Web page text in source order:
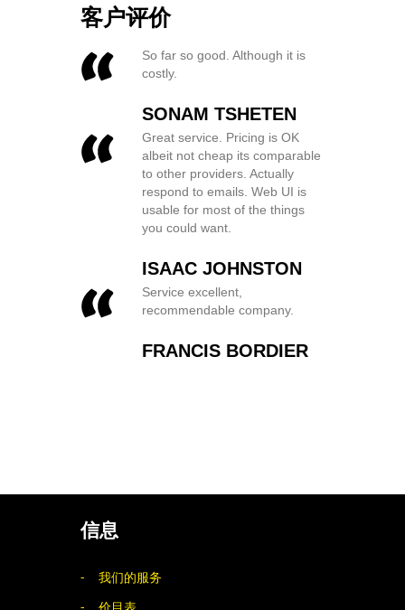
客户评价
So far so good. Although it is
costly.
SONAM TSHETEN
Great service. Pricing is OK
albeit not cheap its comparable
to other providers. Actually
respond to emails. Web UI is
usable for most of the things
you could want.
ISAAC JOHNSTON
Service excellent,
recommendable company.
FRANCIS BORDIER
信息
我们的服务